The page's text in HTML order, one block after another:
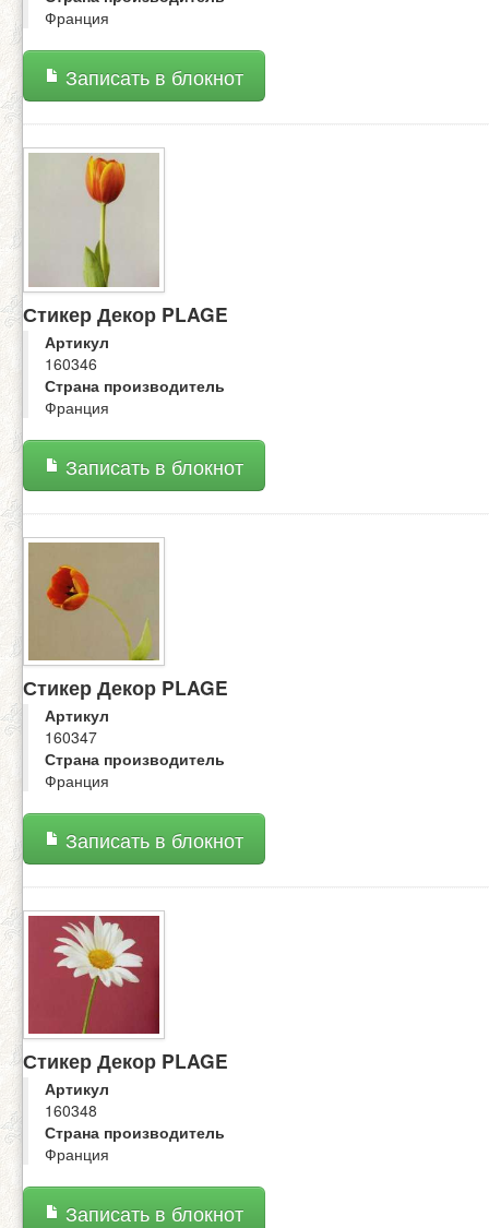
Франция
Записать в блокнот
Стикер Декор PLAGE
Артикул
160346
Страна производитель
Франция
Записать в блокнот
Стикер Декор PLAGE
Артикул
160347
Страна производитель
Франция
Записать в блокнот
Стикер Декор PLAGE
Артикул
160348
Страна производитель
Франция
Записать в блокнот